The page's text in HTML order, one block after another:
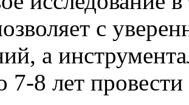
с
а
7-8 лет провести